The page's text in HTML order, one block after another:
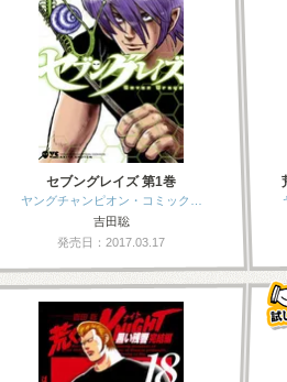
セブングレイズ 第1巻
ヤングチャンピオン・コミック…
吉田聡
発売日：2017.03.17